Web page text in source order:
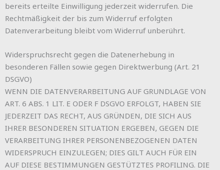
bereits erteilte Einwilligung jederzeit widerrufen. Die
Rechtmäßigkeit der bis zum Widerruf erfolgten
Datenverarbeitung bleibt vom Widerruf unberührt.
Widerspruchsrecht gegen die Datenerhebung in
besonderen Fällen sowie gegen Direktwerbung (Art. 21
DSGVO)
WENN DIE DATENVERARBEITUNG AUF GRUNDLAGE VON
ART. 6 ABS. 1 LIT. E ODER F DSGVO ERFOLGT, HABEN SIE
JEDERZEIT DAS RECHT, AUS GRÜNDEN, DIE SICH AUS
IHRER BESONDEREN SITUATION ERGEBEN, GEGEN DIE
VERARBEITUNG IHRER PERSONENBEZOGENEN DATEN
WIDERSPRUCH EINZULEGEN; DIES GILT AUCH FÜR EIN
AUF DIESE BESTIMMUNGEN GESTÜTZTES PROFILING. DIE